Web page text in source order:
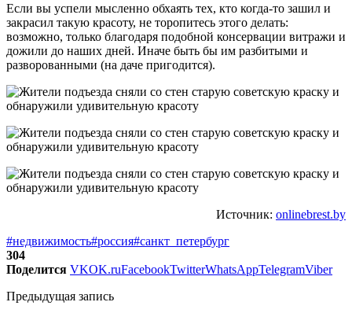
Если вы успели мысленно обхаять тех, кто когда-то зашил и
закрасил такую красоту, не торопитесь этого делать:
возможно, только благодаря подобной консервации витражи и
дожили до наших дней. Иначе быть бы им разбитыми и
разворованными (на даче пригодится).
Источник: onlinebrest.by
#недвижимость#россия#санкт_петербург
304
Поделится VKOK.ruFacebookTwitterWhatsAppTelegramViber
Предыдущая запись